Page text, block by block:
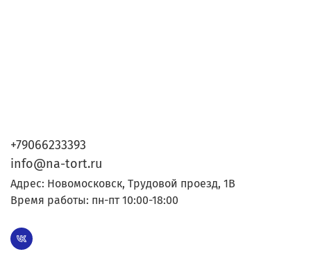
+79066233393
info@na-tort.ru
Адрес: Новомосковск, Трудовой проезд, 1В
Время работы: пн-пт 10:00-18:00